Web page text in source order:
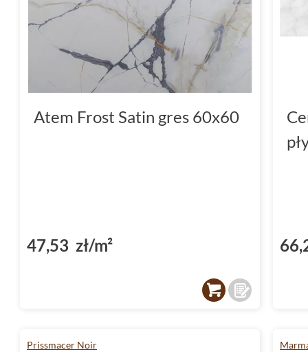
Atem Frost Satin gres 60x60
47,53 zł/m²
Prissmacer Noir